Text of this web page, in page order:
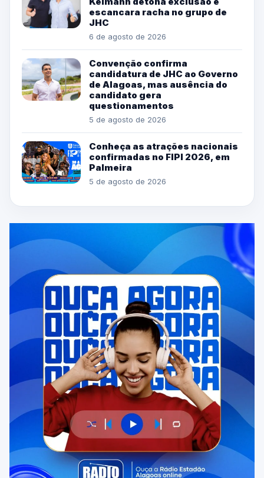
escancara racha no grupo de
JHC
6 de agosto de 2026
Convenção confirma
candidatura de JHC ao Governo
de Alagoas, mas ausência do
candidato gera
questionamentos
5 de agosto de 2026
Conheça as atrações nacionais
confirmadas no FIPI 2026, em
Palmeira
5 de agosto de 2026